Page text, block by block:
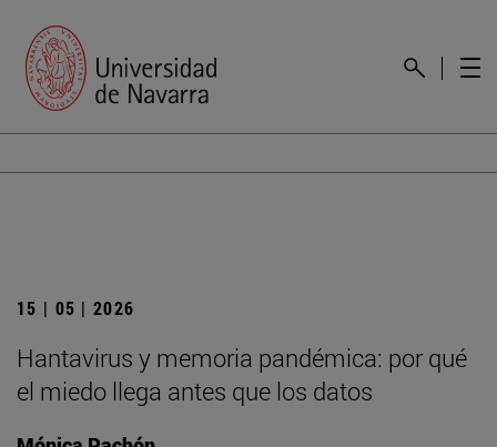
15 | 05 | 2026
Hantavirus y memoria pandémica: por qué
el miedo llega antes que los datos